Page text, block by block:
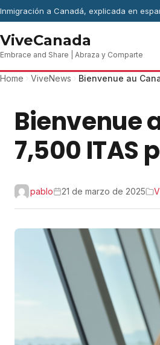
Skip to content
Inmigración a Canadá, explicada en
ViveCanada
Embrace and Share | Abraza y Comparte
Home ViveNews Bienvenue au
Bienvenue
7,500 ITAS
pablo 21 de marzo de 2025